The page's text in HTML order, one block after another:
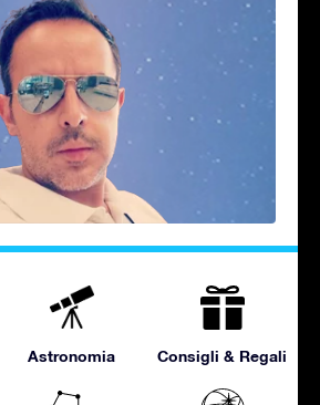
Astronomia Consigli & Regali